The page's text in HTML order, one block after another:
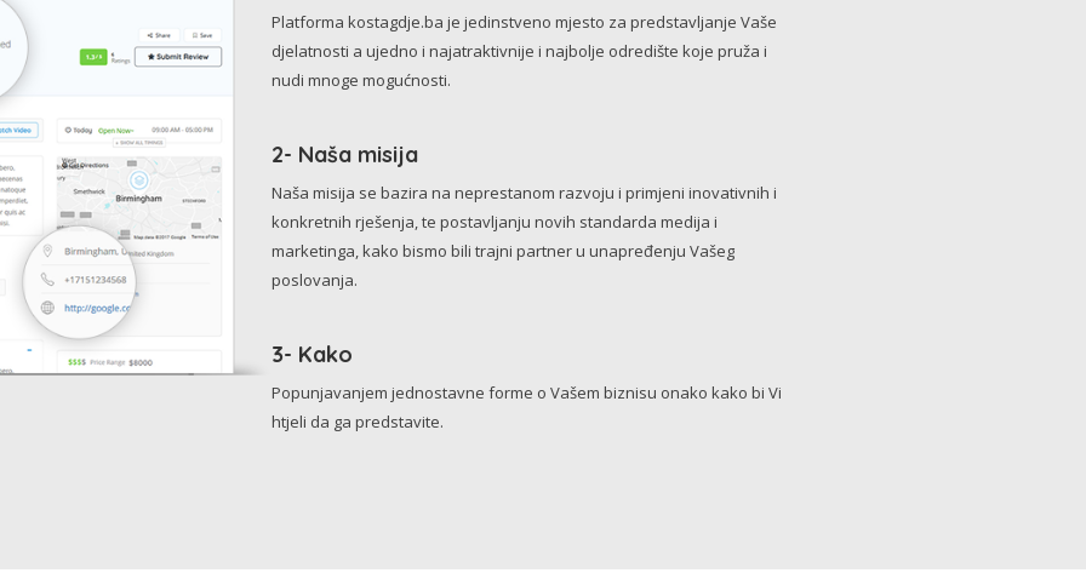
Platforma kostagdje.ba je jedinstveno mjesto za predstavljanje Vaše
djelatnosti a ujedno i najatraktivnije i najbolje odredište koje pruža i
nudi mnoge mogućnosti.
2- Naša misija
Naša misija se bazira na neprestanom razvoju i primjeni inovativnih i
konkretnih rješenja, te postavljanju novih standarda medija i
marketinga, kako bismo bili trajni partner u unapređenju Vašeg
poslovanja.
3- Kako
Popunjavanjem jednostavne forme o Vašem biznisu onako kako bi Vi
htjeli da ga predstavite.